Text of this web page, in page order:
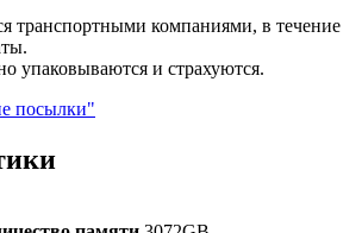
транспортными компаниями, в течение
упаковываются и страхуются.
посылки"